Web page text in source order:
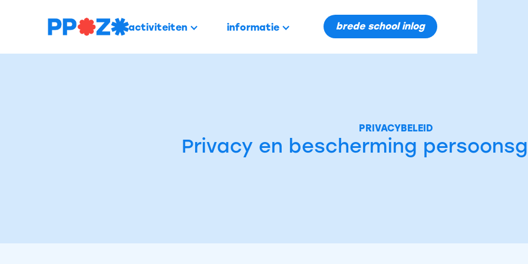
activiteiten informatie brede school inlog
PRIVACYBELEID
Privacy en bescherming